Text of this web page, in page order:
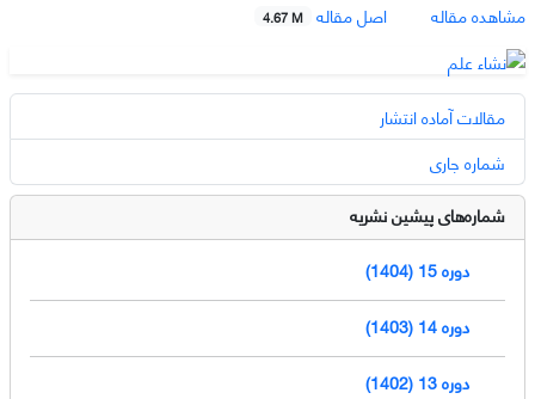
مشاهده مقاله
اصل مقاله 4.67 M
مقالات آماده انتشار
شماره جاری
شماره‌های پیشین نشریه
دوره 15 (1404)
دوره 14 (1403)
دوره 13 (1402)